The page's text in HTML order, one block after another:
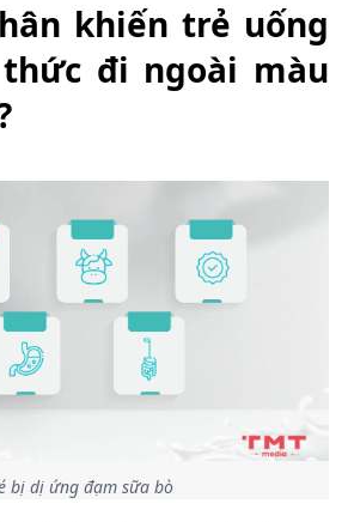
khiến trẻ uống
đi ngoài màu
bị dị ứng đạm sữa bò